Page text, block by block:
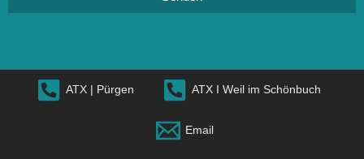
ATX | Pürgen ATX I Weil im Schönbuch
Email